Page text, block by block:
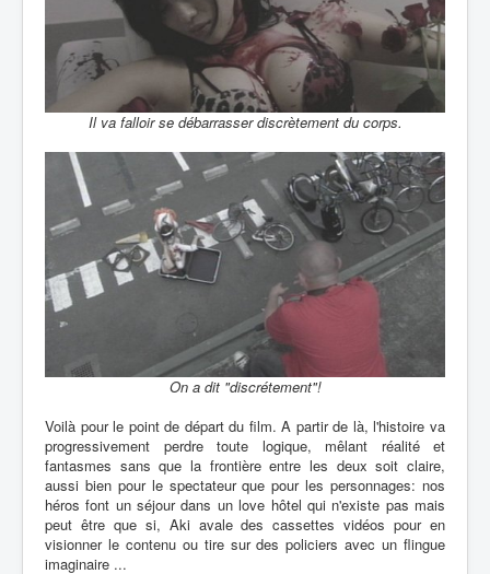
Il va falloir se débarrasser discrètement du corps.
On a dit "discrétement"!
Voilà pour le point de départ du film. A partir de là, l'histoire va
progressivement perdre toute logique, mêlant réalité et
fantasmes sans que la frontière entre les deux soit claire,
aussi bien pour le spectateur que pour les personnages: nos
héros font un séjour dans un love hôtel qui n'existe pas mais
peut être que si, Aki avale des cassettes vidéos pour en
visionner le contenu ou tire sur des policiers avec un flingue
imaginaire ...